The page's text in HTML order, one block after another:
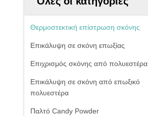
Θερμοστεκτική επίστρωση σκόνης
Επικάλυψη σε σκόνη επωξίας
Επιχρισμός σκόνης από πολυεστέρα
Επικάλυψη σε σκόνη από επωξικό
πολυεστέρα
Παλτό Candy Powder